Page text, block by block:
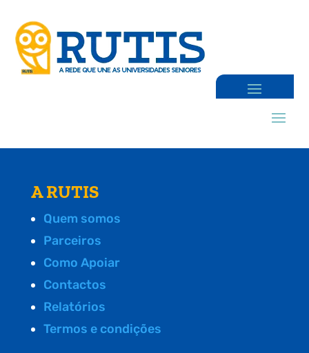
A RUTIS
Quem somos
Parceiros
Como Apoiar
Contactos
Relatórios
Termos e condições